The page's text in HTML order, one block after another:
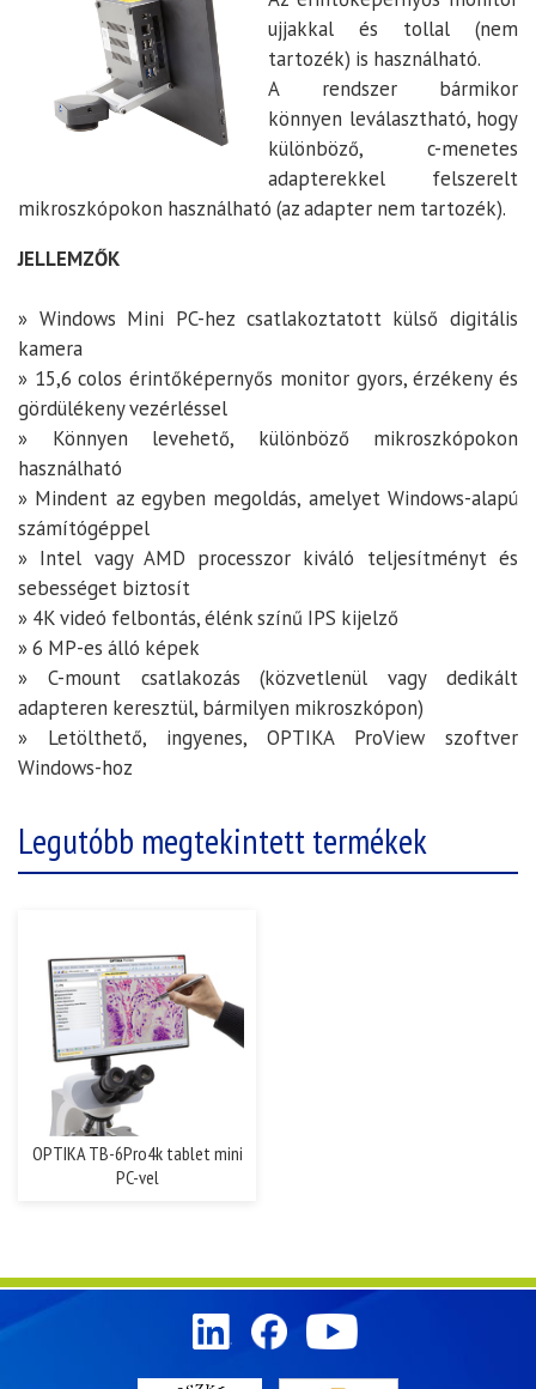
ujjakkal és tollal (nem
tartozék) is használható.
A rendszer bármikor
könnyen leválasztható, hogy
különböző, c-menetes
adapterekkel felszerelt
mikroszkópokon használható (az adapter nem tartozék).
JELLEMZŐK
» Windows Mini PC-hez csatlakoztatott külső digitális
kamera
» 15,6 colos érintőképernyős monitor gyors, érzékeny és
gördülékeny vezérléssel
» Könnyen levehető, különböző mikroszkópokon
használható
» Mindent az egyben megoldás, amelyet Windows-alapú
számítógéppel
» Intel vagy AMD processzor kiváló teljesítményt és
sebességet biztosít
» 4K videó felbontás, élénk színű IPS kijelző
» 6 MP-es álló képek
» C-mount csatlakozás (közvetlenül vagy dedikált
adapteren keresztül, bármilyen mikroszkópon)
» Letölthető, ingyenes, OPTIKA ProView szoftver
Windows-hoz
Legutóbb megtekintett termékek
OPTIKA TB-6Pro4k tablet mini
PC-vel